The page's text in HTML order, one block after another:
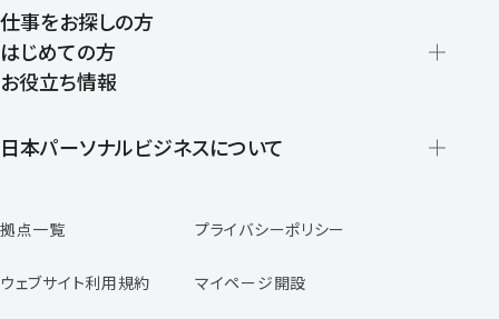
仕事をお探しの方
はじめての方
登録から就業開始までの流れ
お役立ち情報
日本パーソナルビジネスについて
スタッフの声
専任コンサルタントの声
拠点一覧 プライバシーポリシー
ウェブサイト利用規約 マイページ開設